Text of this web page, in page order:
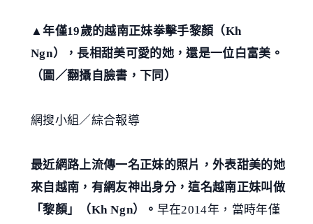
▲年僅19歲的越南正妹拳擊手黎顏（Kh
Ngn），長相甜美可愛的她，還是一位白富美。
（圖／翻攝自臉書，下同）
網搜小組／綜合報導
最近網路上流傳一名正妹的照片，外表甜美的她
來自越南，有網友神出身分，這名越南正妹叫做
「黎顏」（Kh Ngn）。 早在2014年，當時年僅